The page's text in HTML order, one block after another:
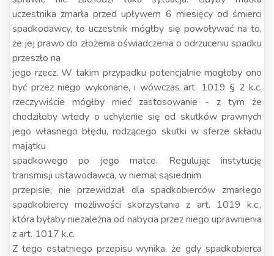
uczestnika zmarła przed upływem 6 miesięcy od śmierci
spadkodawcy, to uczestnik mógłby się powoływać na to,
że jej prawo do złożenia oświadczenia o odrzuceniu spadku
przeszło na
jego rzecz. W takim przypadku potencjalnie mogłoby ono
być przez niego wykonane, i wówczas art. 1019 § 2 k.c.
rzeczywiście mógłby mieć zastosowanie - z tym że
chodziłoby wtedy o uchylenie się od skutków prawnych
jego własnego błędu, rodzącego skutki w sferze składu
majątku
spadkowego po jego matce. Regulując instytucję
transmisji ustawodawca, w niemal sąsiednim
przepisie, nie przewidział dla spadkobierców zmarłego
spadkobiercy możliwości skorzystania z art. 1019 k.c.,
która byłaby niezależna od nabycia przez niego uprawnienia
z art. 1017 k.c.
Z tego ostatniego przepisu wynika, że gdy spadkobierca